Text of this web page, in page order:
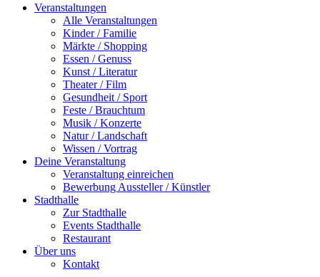
Veranstaltungen
Alle Veranstaltungen
Kinder / Familie
Märkte / Shopping
Essen / Genuss
Kunst / Literatur
Theater / Film
Gesundheit / Sport
Feste / Brauchtum
Musik / Konzerte
Natur / Landschaft
Wissen / Vortrag
Deine Veranstaltung
Veranstaltung einreichen
Bewerbung Aussteller / Künstler
Stadthalle
Zur Stadthalle
Events Stadthalle
Restaurant
Über uns
Kontakt